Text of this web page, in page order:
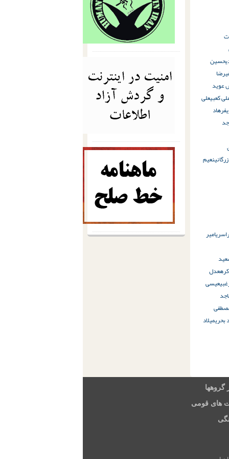
حسین
رضا
عوید
کعبیعلی
فرهاد
نعیم
امیر
عدل
عيسى
بحریمیلاد
گروهها
های قومی